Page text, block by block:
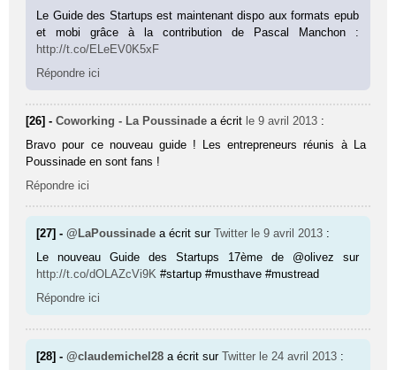
Le Guide des Startups est maintenant dispo aux formats epub
et mobi grâce à la contribution de Pascal Manchon :
http://t.co/ELeEV0K5xF
Répondre ici
[26] -Coworking - La Poussinade a écrit le 9 avril 2013 :
Bravo pour ce nouveau guide ! Les entrepreneurs réunis à La
Poussinade en sont fans !
Répondre ici
[27] -@LaPoussinade a écrit surTwitter le 9 avril 2013 :
Le nouveau Guide des Startups 17ème de @olivez sur
http://t.co/dOLAZcVi9K #startup #musthave #mustread
Répondre ici
[28] -@claudemichel28 a écrit surTwitter le 24 avril 2013 :